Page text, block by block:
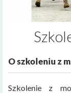
O szkoleniu z
Szkolenie z